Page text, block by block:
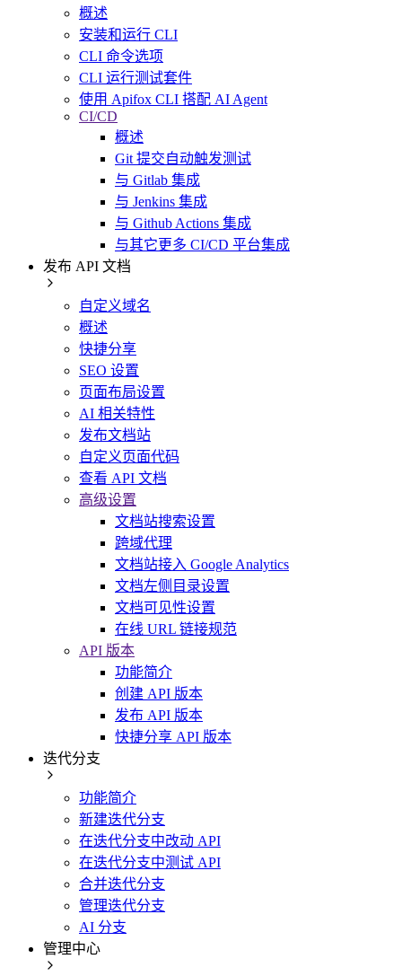
概述
安装和运行 CLI
CLI 命令选项
CLI 运行测试套件
使用 Apifox CLI 搭配 AI Agent
CI/CD
概述
Git 提交自动触发测试
与 Gitlab 集成
与 Jenkins 集成
与 Github Actions 集成
与其它更多 CI/CD 平台集成
发布 API 文档
自定义域名
概述
快捷分享
SEO 设置
页面布局设置
AI 相关特性
发布文档站
自定义页面代码
查看 API 文档
高级设置
文档站搜索设置
跨域代理
文档站接入 Google Analytics
文档左侧目录设置
文档可见性设置
在线 URL 链接规范
API 版本
功能简介
创建 API 版本
发布 API 版本
快捷分享 API 版本
迭代分支
功能简介
新建迭代分支
在迭代分支中改动 API
在迭代分支中测试 API
合并迭代分支
管理迭代分支
AI 分支
管理中心